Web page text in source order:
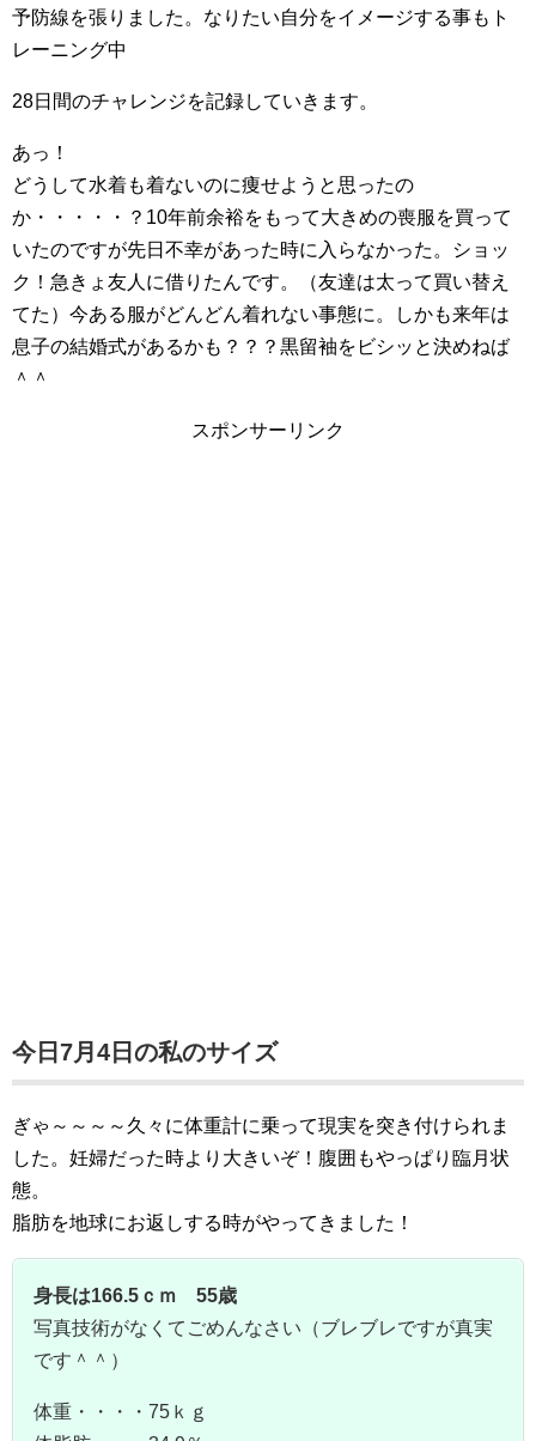
予防線を張りました。なりたい自分をイメージする事もト
レーニング中
28日間のチャレンジを記録していきます。
あっ！
どうして水着も着ないのに痩せようと思ったの
か・・・・・？10年前余裕をもって大きめの喪服を買って
いたのですが先日不幸があった時に入らなかった。ショッ
ク！急きょ友人に借りたんです。（友達は太って買い替え
てた）今ある服がどんどん着れない事態に。しかも来年は
息子の結婚式があるかも？？？黒留袖をビシッと決めねば
＾＾
スポンサーリンク
今日7月4日の私のサイズ
ぎゃ～～～～久々に体重計に乗って現実を突き付けられま
した。妊婦だった時より大きいぞ！腹囲もやっぱり臨月状
態。
脂肪を地球にお返しする時がやってきました！
身長は166.5ｃｍ 55歳
写真技術がなくてごめんなさい（ブレブレですが真実
です＾＾）
体重・・・・75ｋｇ